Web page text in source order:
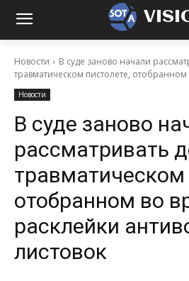
Новости
В суде заново начали
травматическом пистолете, отобранном
Новости
В суде заново
рассматривать
травматическом
отобранном во
расклейки
листовок